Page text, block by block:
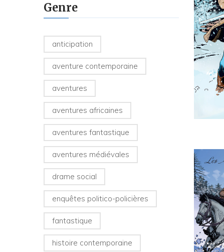
Genre
anticipation
aventure contemporaine
aventures
aventures africaines
aventures fantastique
aventures médiévales
drame social
enquêtes politico-policières
fantastique
histoire contemporaine